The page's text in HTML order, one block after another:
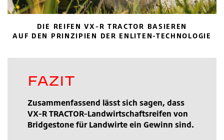
DIE REIFEN VX-R TRACTOR BASIEREN
AUF DEN PRINZIPIEN DER ENLITEN-TECHNOLOGIE
FAZIT
Zusammenfassend lässt sich sagen, dass
VX-R TRACTOR-Landwirtschaftsreifen von
Bridgestone für Landwirte ein Gewinn sind.